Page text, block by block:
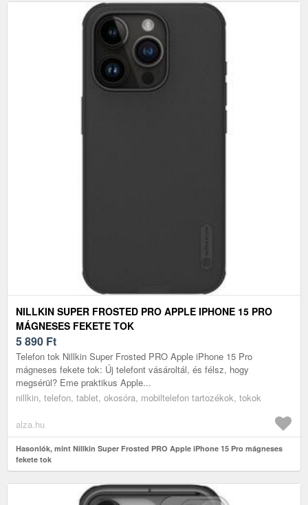
NILLKIN SUPER FROSTED PRO APPLE IPHONE 15 PRO
MÁGNESES FEKETE TOK
5 890 Ft
Telefon tok Nillkin Super Frosted PRO Apple iPhone 15 Pro
mágneses fekete tok: Új telefont vásároltál, és félsz, hogy
megsérül? Eme praktikus Apple...
nillkin, telefon, tablet, okosóra, mobiltelefon tartozékok, tokok
alza.hu
Hasonlók, mint Nillkin Super Frosted PRO Apple iPhone 15 Pro mágneses
fekete tok